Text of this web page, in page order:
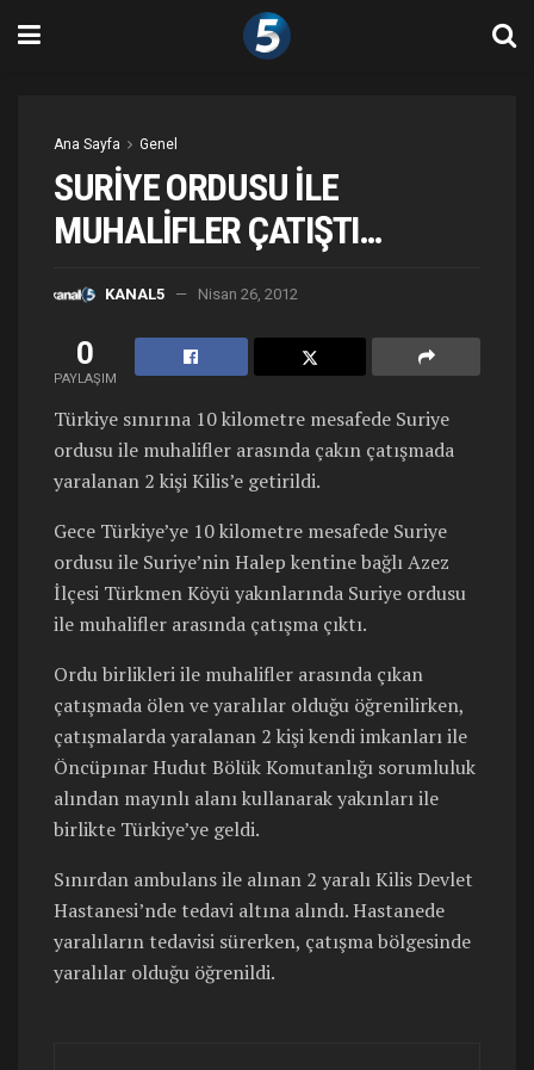
Ana Sayfa Genel
SURİYE ORDUSU İLE
MUHALİFLER ÇATIŞTI…
KANAL5 Nisan 26, 2012
0
PAYLAŞIM
Türkiye sınırına 10 kilometre mesafede Suriye
ordusu ile muhalifler arasında çakın çatışmada
yaralanan 2 kişi Kilis’e getirildi.
Gece Türkiye’ye 10 kilometre mesafede Suriye
ordusu ile Suriye’nin Halep kentine bağlı Azez
İlçesi Türkmen Köyü yakınlarında Suriye ordusu
ile muhalifler arasında çatışma çıktı.
Ordu birlikleri ile muhalifler arasında çıkan
çatışmada ölen ve yaralılar olduğu öğrenilirken,
çatışmalarda yaralanan 2 kişi kendi imkanları ile
Öncüpınar Hudut Bölük Komutanlığı sorumluluk
alından mayınlı alanı kullanarak yakınları ile
birlikte Türkiye’ye geldi.
Sınırdan ambulans ile alınan 2 yaralı Kilis Devlet
Hastanesi’nde tedavi altına alındı. Hastanede
yaralıların tedavisi sürerken, çatışma bölgesinde
yaralılar olduğu öğrenildi.